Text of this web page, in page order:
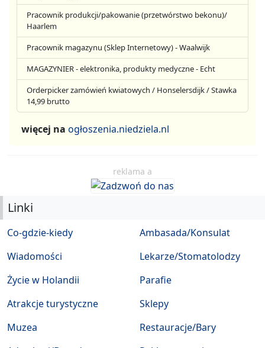
Pracownik produkcji/pakowanie (przetwórstwo bekonu)/
Haarlem
Pracownik magazynu (Sklep Internetowy) - Waalwijk
MAGAZYNIER - elektronika, produkty medyczne - Echt
Orderpicker zamówień kwiatowych / Honselersdijk / Stawka
14,99 brutto
więcej na ogłoszenia.niedziela.nl
reklama a
Linki
Co-gdzie-kiedy
Wiadomości
Życie w Holandii
Atrakcje turystyczne
Muzea
Ambasada/Konsulat
Lekarze/Stomatolodzy
Parafie
Sklepy
Restauracje/Bary